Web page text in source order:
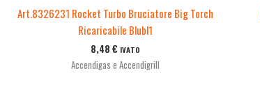
Art.8326231 Rocket Turbo Bruciatore Big Torch
Ricaricabile Blubl1
8,48 € IVATO
Accendigas e Accendigrill